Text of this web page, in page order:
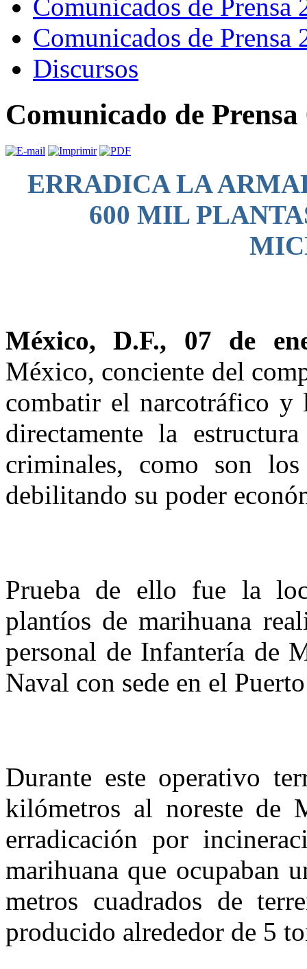
Comunicados de Prensa
Comunicados de Prensa
Discursos
Comunicado de Prensa
ERRADICA LA
600 MIL
México, D.F., 07 de
México, conciente del
combatir el narcotráfico y
directamente la
criminales, como son
debilitando su poder
Prueba de ello fue la
plantíos de marihuana
personal de Infantería de
Naval con sede en el
Durante este operativo
kilómetros al noreste de
erradicación por
marihuana que ocupaban
metros cuadrados de
producido alrededor de 5